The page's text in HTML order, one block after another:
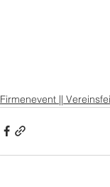
Firmenevent ||